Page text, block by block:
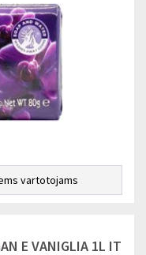
vartotojams
E VANIGLIA 1L IT